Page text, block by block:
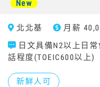
New
北北基
月薪
日文具備N2以上日
話程度(TOEIC600以上)
新鮮人可